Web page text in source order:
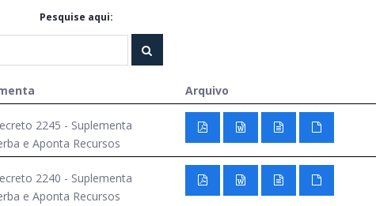
Pesquise aqui:
Arquivo
2245 - Suplementa
e Aponta Recursos
2240 - Suplementa
e Aponta Recursos